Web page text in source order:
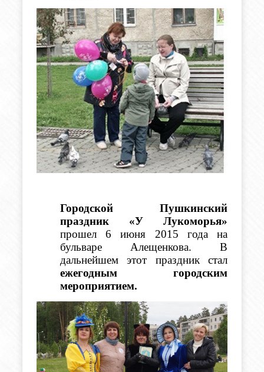
Городской Пушкинский
праздник «У Лукоморья»
прошел 6 июня 2015 года на
бульваре Алещенкова. В
дальнейшем этот праздник стал
ежегодным городским
мероприятием.